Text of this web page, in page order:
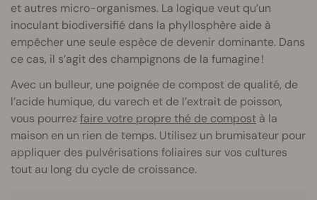
et autres micro-organismes. La logique veut qu’un
inoculant biodiversifié dans la phyllosphère aide à
empêcher une seule espèce de devenir dominante. Dans
ce cas, il s’agit des champignons de la fumagine !
Avec un bulleur, une poignée de compost de qualité, de
l’acide humique, du varech et de l’extrait de poisson,
vous pourrezfaire votre propre thé de compost à la
maison en un rien de temps. Utilisez un brumisateur pour
appliquer des pulvérisations foliaires sur vos cultures
tout au long du cycle de croissance.